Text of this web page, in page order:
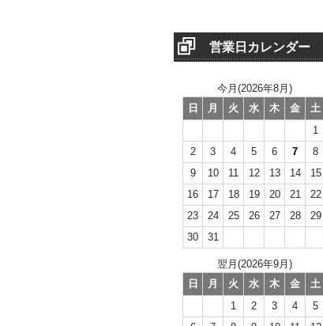
営業日カレンダー
今月(2026年8月)
日
月 火 水 木 金
土
1
2
3 4 5 6 7
8
9
10 11 12 13 14
15
16
17 18 19 20 21
22
23
24 25 26 27 28
29
30
31
翌月(2026年9月)
日
月 火 水 木 金
土
1
2 3 4
5